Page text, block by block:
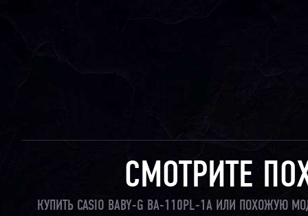
СМОТРИТЕ
КУПИТЬ CASIO BABY-G BA-110PL-1A ИЛИ ПОХОЖУЮ